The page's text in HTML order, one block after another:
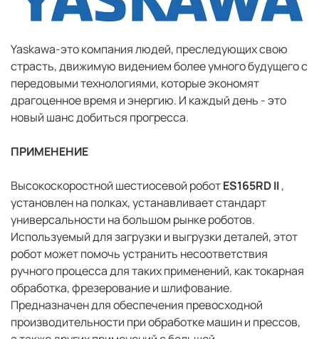
Yaskawa-это компания людей, преследующих свою
страсть, движимую видением более умного будущего с
передовыми технологиями, которые экономят
драгоценное время и энергию. И каждый день - это
новый шанс добиться прогресса.
ПРИМЕНЕНИЕ
Высокоскоростной шестиосевой роботES165RD II,
установлен на полках, устанавливает стандарт
универсальности на большом рынке роботов.
Используемый для загрузки и выгрузки деталей, этот
робот может помочь устранить несоответствия
ручного процесса для таких применений, как токарная
обработка, фрезерование и шлифование.
Предназначен для обеспечения превосходной
производительности при обработке машин и прессов,